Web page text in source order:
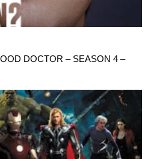
DOCTOR – SEASON 4 –